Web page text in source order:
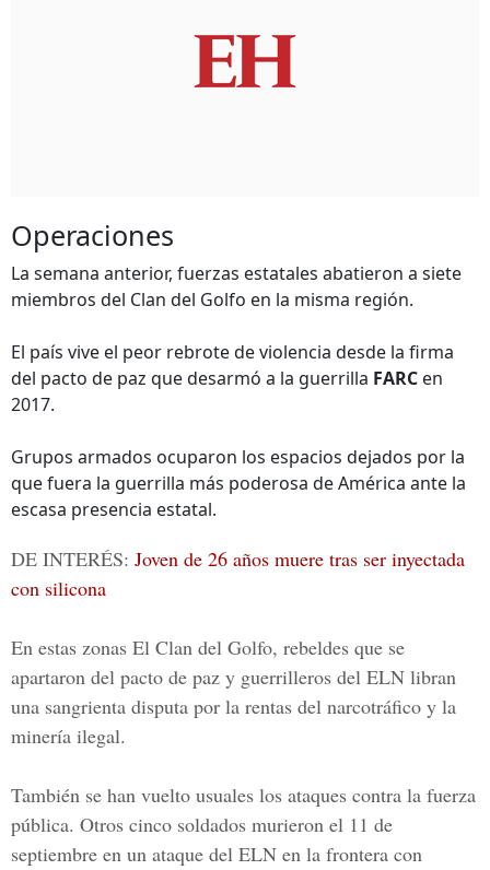
Operaciones
La semana anterior, fuerzas estatales abatieron a siete
miembros del Clan del Golfo en la misma región.
El país vive el peor rebrote de violencia desde la firma
del pacto de paz que desarmó a la guerrilla FARC en
2017.
Grupos armados ocuparon los espacios dejados por la
que fuera la guerrilla más poderosa de América ante la
escasa presencia estatal.
DE INTERÉS: Joven de 26 años muere tras ser inyectada
con silicona
En estas zonas El Clan del Golfo, rebeldes que se
apartaron del pacto de paz y guerrilleros del ELN libran
una sangrienta disputa por la rentas del narcotráfico y la
minería ilegal.
También se han vuelto usuales los ataques contra la fuerza
pública. Otros cinco soldados murieron el 11 de
septiembre en un ataque del ELN en la frontera con